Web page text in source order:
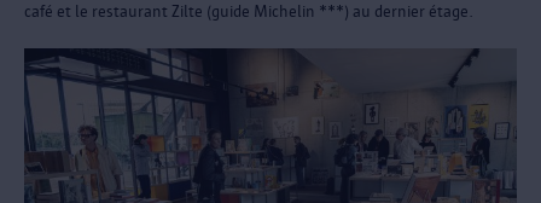
café et le restaurant Zilte (guide Michelin ***) au dernier étage.